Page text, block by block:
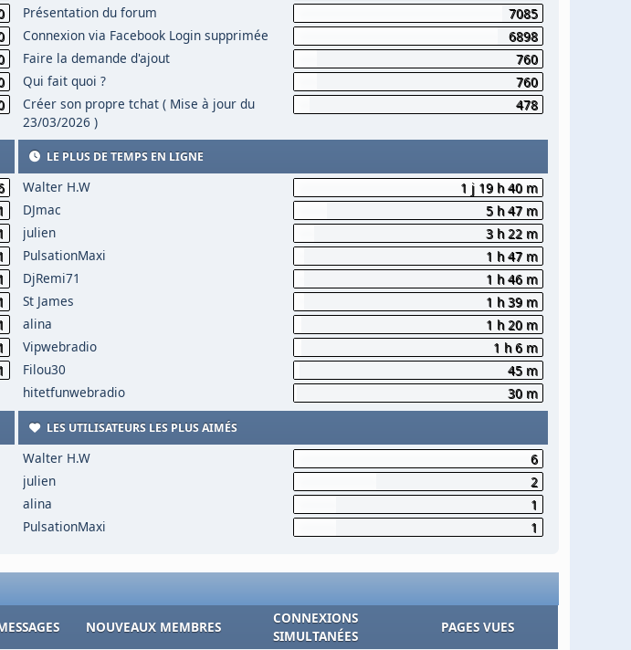
Présentation du forum
7085
Connexion via Facebook Login supprimée
6898
Faire la demande d'ajout
760
Qui fait quoi ?
760
Créer son propre tchat ( Mise à jour du
23/03/2026 )
478
LE PLUS DE TEMPS EN LIGNE
Walter H.W
1 j 19 h 40 m
DJmac
5 h 47 m
julien
3 h 22 m
PulsationMaxi
1 h 47 m
DjRemi71
1 h 46 m
St James
1 h 39 m
alina
1 h 20 m
Vipwebradio
1 h 6 m
Filou30
45 m
hitetfunwebradio
30 m
LES UTILISATEURS LES PLUS AIMÉS
Walter H.W
6
julien
2
alina
1
PulsationMaxi
1
NOUVEAUX MEMBRES
CONNEXIONS
SIMULTANÉES
PAGES VUES